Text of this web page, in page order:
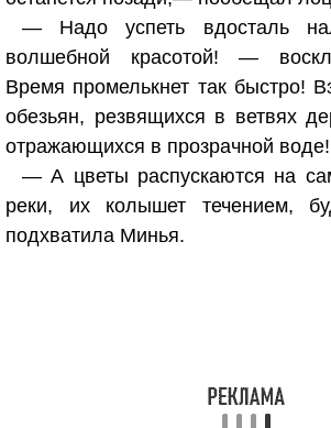
— Надо успеть вдосталь
волшебной красотой! —
Время промелькнет так быстро!
обезьян, резвящихся в ветвях
отражающихся в прозрачной
— А цветы распускаются на
реки, их колышет течением,
подхватила Минья.